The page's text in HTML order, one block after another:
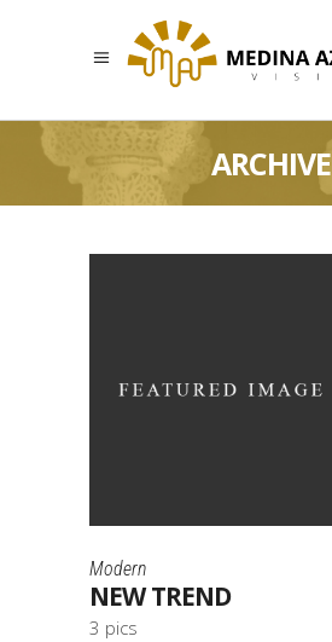
ARCHIVE
Modern
NEW TREND
3 pics